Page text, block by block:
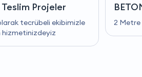
Projeler
tecrübeli ekibimizle
hizmetinizdeyiz
2 Metre